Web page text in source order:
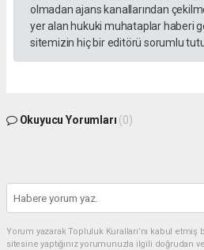
olmadan ajans kanallarından
yer alan hukuki muhataplar haberi
sitemizin hiç bir editörü sorumlu
Okuyucu Yorumları (0)
Yorum yazarak Topluluk Kuralları’nı kabul
sitesine yaptığınız yorumunuzla ilgili doğrudan